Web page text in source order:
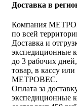
Доставка в
Компания
по всей
Доставка и
экспедиционные
до 3 рабочих
товар, в кассу
МЕТРОВЕС.
Оплата за
экспедиционные